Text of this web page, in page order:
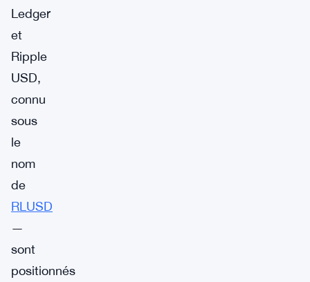
Ledger
et
Ripple
USD,
connu
sous
le
nom
de
RLUSD
—
sont
positionnés